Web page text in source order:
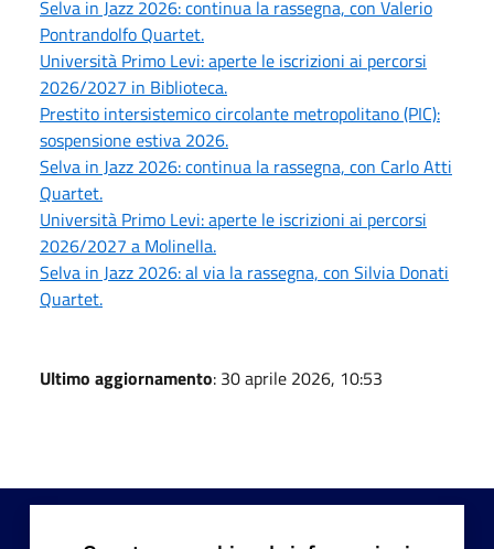
Selva in Jazz 2026: continua la rassegna, con Valerio
Pontrandolfo Quartet.
Università Primo Levi: aperte le iscrizioni ai percorsi
2026/2027 in Biblioteca.
Prestito intersistemico circolante metropolitano (PIC):
sospensione estiva 2026.
Selva in Jazz 2026: continua la rassegna, con Carlo Atti
Quartet.
Università Primo Levi: aperte le iscrizioni ai percorsi
2026/2027 a Molinella.
Selva in Jazz 2026: al via la rassegna, con Silvia Donati
Quartet.
Ultimo aggiornamento: 30 aprile 2026, 10:53